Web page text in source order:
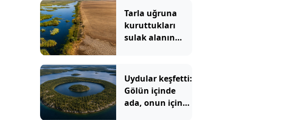
Tarla uğruna
kuruttukları
sulak alanın
Uydular keşfetti:
Gölün içinde
ada, onun içinde